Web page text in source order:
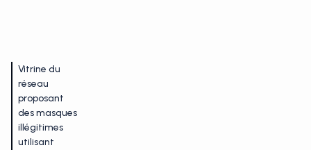
Vitrine du
réseau
proposant
des masques
illégitimes
utilisant